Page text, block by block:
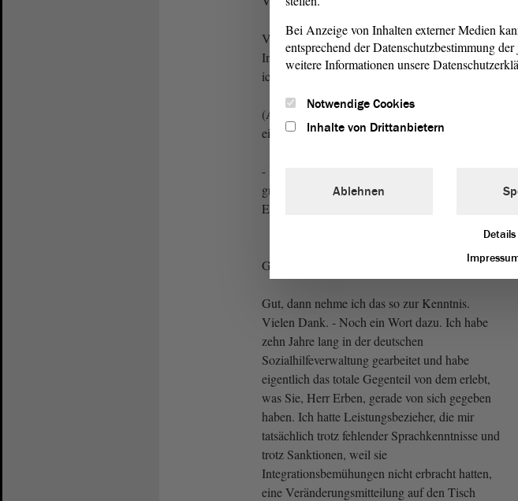
Vielen Dank, Herr Erben. Es gibt keine
Interventionen oder Fragen. - Deswegen bitte
ich Frau Quade ans Rednerpult.
(Alexander Räuscher, CDU: Da steht noch
einer!)
- Ich habe Sie nicht gesehen, weil
großgewachsene Herren vor Ihnen standen.
Entschuldigung.
Gordon Köhler (AfD):
Gut, dann nehme ich das so zur Kenntnis.
Vielen Dank. - Noch ein Wort dazu. Ich habe
zehn Jahre lang in der deutschen
Sozialhilfeverwaltung gearbeitet und habe
eigentlich das totale Gegenteil von dem erlebt,
was Sie, Herr Erben, gerade von sich gegeben
haben. Ich hatte Leistungsbezieher, die mir
tatsächlich trotz fehlender Sprachkenntnisse und
trotz Sanktionen, weil sie
Integrationsbemühungen nicht erbracht hatten,
eine Veränderungsmitteilung auf den Tisch
Bei Anzeige von Inhalten externer Medien
entsprechend der Datenschutzbestimmung
weitere Informationen unsere
Notwendige Cookies
Inhalte von Drittanbietern
Ablehnen